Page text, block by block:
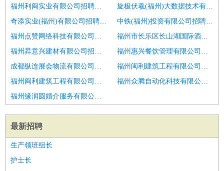
福州利闽实业有限公司招聘北京导医
旋极伏羲(福州)大数据技术有限公司招聘导医
奇添实业(福州)有限公司招聘导医
中铁(福州)投资有限公司招聘护理主任
福州点赞网络科技有限公司招聘导医/（导诊，前台）
福州市长乐区长山湖国际酒店有限公司招聘业务院长
福州昇意兴建材有限公司招聘牙科
福州惠兴餐饮管理有限公司招聘护理主任
成都纵连展会物流有限公司招聘医务科科长
福州闽利建筑工程有限公司招聘导医
福州闽利建筑工程有限公司招聘其它
福州众腾自动化科技有限公司招聘医美咨询师助理
福州缘润圆婚介服务有限公司招聘导医和行政
最新招聘
生产领班组长
护士长